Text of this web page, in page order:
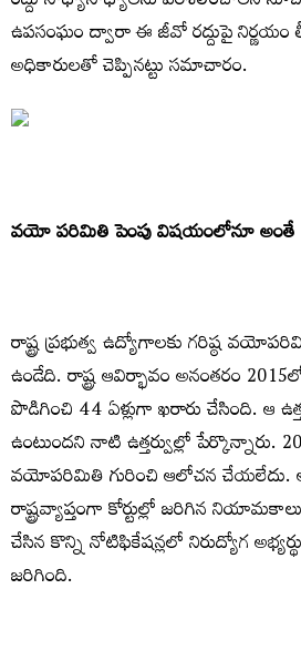
ఉపసంఘం ద్వారా ఈ జీవో రద్దుపై
అధికారులతో చెప్పినట్టు సమాచారం.
వయో పరిమితి పెంపు విషయంలోనూ అంతే
రాష్ట్ర ప్రభుత్వ ఉద్యోగాలకు గరిష్ఠ
ఉండేది. రాష్ట్ర ఆవిర్భావం అనంతరం
పొడిగించి 44 ఏళ్లుగా ఖరారు చేసింది. ఆ
ఉంటుందని నాటి ఉత్తర్వుల్లో పేర్కొన్నారు.
వయోపరిమితి గురించి ఆలోచన చేయలేదు.
రాష్ట్రవ్యాప్తంగా కోర్టుల్లో జరిగిన
చేసిన కొన్ని నోటిఫికేషన్లలో నిరుద్యోగ
జరిగింది.